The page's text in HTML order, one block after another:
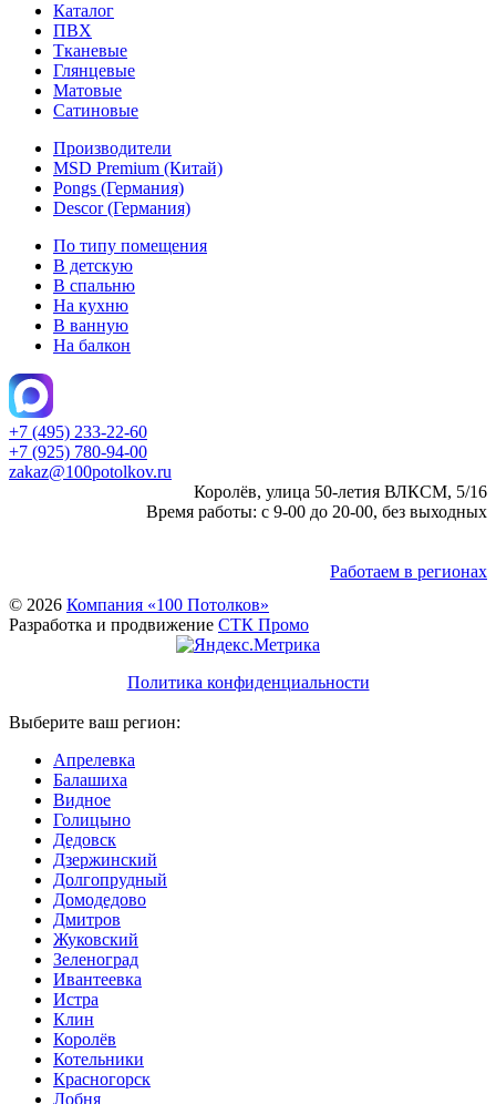
Каталог
ПВХ
Тканевые
Глянцевые
Матовые
Сатиновые
Производители
MSD Premium (Китай)
Pongs (Германия)
Descor (Германия)
По типу помещения
В детскую
В спальню
На кухню
В ванную
На балкон
+7 (495) 233-22-60
+7 (925) 780-94-00
zakaz@100potolkov.ru
Королёв, улица 50-летия ВЛКСМ, 5/16
Время работы: с 9-00 до 20-00, без выходных
Работаем в регионах
© 2026 Компания «100 Потолков»
Разработка и продвижение СТК Промо
Политика конфиденциальности
Выберите ваш регион:
Апрелевка
Балашиха
Видное
Голицыно
Дедовск
Дзержинский
Долгопрудный
Домодедово
Дмитров
Жуковский
Зеленоград
Ивантеевка
Истра
Клин
Королёв
Котельники
Красногорск
Лобня